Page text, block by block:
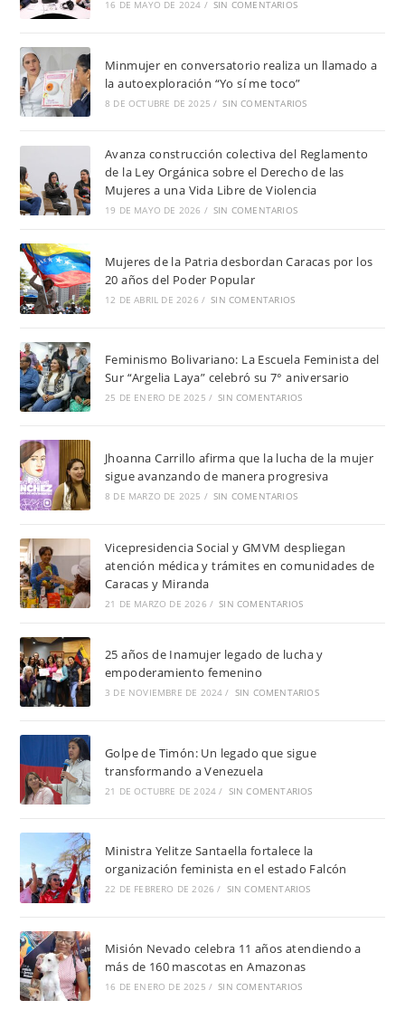
16 DE MAYO DE 2024 / SIN COMENTARIOS
Minmujer en conversatorio realiza un llamado a
la autoexploración “Yo sí me toco”
8 DE OCTUBRE DE 2025 / SIN COMENTARIOS
Avanza construcción colectiva del Reglamento
de la Ley Orgánica sobre el Derecho de las
Mujeres a una Vida Libre de Violencia
19 DE MAYO DE 2026 / SIN COMENTARIOS
Mujeres de la Patria desbordan Caracas por los
20 años del Poder Popular
12 DE ABRIL DE 2026 / SIN COMENTARIOS
Feminismo Bolivariano: La Escuela Feminista del
Sur “Argelia Laya” celebró su 7° aniversario
25 DE ENERO DE 2025 / SIN COMENTARIOS
Jhoanna Carrillo afirma que la lucha de la mujer
sigue avanzando de manera progresiva
8 DE MARZO DE 2025 / SIN COMENTARIOS
Vicepresidencia Social y GMVM despliegan
atención médica y trámites en comunidades de
Caracas y Miranda
21 DE MARZO DE 2026 / SIN COMENTARIOS
25 años de Inamujer legado de lucha y
empoderamiento femenino
3 DE NOVIEMBRE DE 2024 / SIN COMENTARIOS
Golpe de Timón: Un legado que sigue
transformando a Venezuela
21 DE OCTUBRE DE 2024 / SIN COMENTARIOS
Ministra Yelitze Santaella fortalece la
organización feminista en el estado Falcón
22 DE FEBRERO DE 2026 / SIN COMENTARIOS
Misión Nevado celebra 11 años atendiendo a
más de 160 mascotas en Amazonas
16 DE ENERO DE 2025 / SIN COMENTARIOS